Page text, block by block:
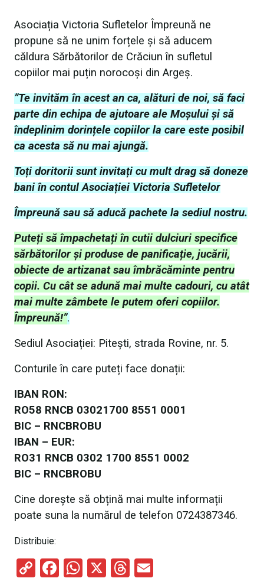
Asociația Victoria Sufletelor Împreună ne
propune să ne unim forțele și să aducem
căldura Sărbătorilor de Crăciun în sufletul
copiilor mai puțin norocoși din Argeș.
”Te invităm în acest an ca, alături de noi, să faci
parte din echipa de ajutoare ale Moșului și să
îndeplinim dorințele copiilor la care este posibil
ca acesta să nu mai ajungă.
Toți doritorii sunt invitați cu mult drag să doneze
bani în contul Asociației Victoria Sufletelor
Împreună sau să aducă pachete la sediul nostru.
Puteți să împachetați în cutii dulciuri specifice
sărbătorilor și produse de panificație, jucării,
obiecte de artizanat sau îmbrăcăminte pentru
copii. Cu cât se adună mai multe cadouri, cu atât
mai multe zâmbete le putem oferi copiilor.
Împreună!”.
Sediul Asociației: Pitești, strada Rovine, nr. 5.
Conturile în care puteți face donații:
IBAN RON:
RO58 RNCB 03021700 8551 0001
BIC – RNCBROBU
IBAN – EUR:
RO31 RNCB 0302 1700 8551 0002
BIC – RNCBROBU
Cine dorește să obțină mai multe informații
poate suna la numărul de telefon 0724387346.
Distribuie:
C
F
W X
T